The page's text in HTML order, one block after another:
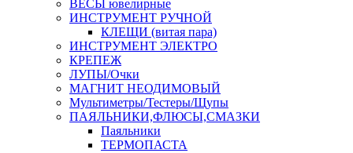
ВЕСЫ ювелирные
ИНСТРУМЕНТ РУЧНОЙ
КЛЕЩИ (витая пара)
ИНСТРУМЕНТ ЭЛЕКТРО
КРЕПЕЖ
ЛУПЫ/Очки
МАГНИТ НЕОДИМОВЫЙ
Мультиметры/Тестеры/Щупы
ПАЯЛЬНИКИ,ФЛЮСЫ,СМАЗКИ
Паяльники
ТЕРМОПАСТА